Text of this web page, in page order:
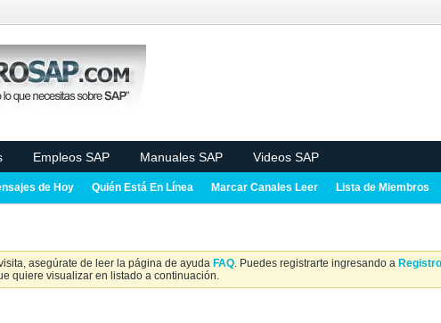
Empleos SAP Manuales SAP Videos SAP
de Hoy Quién Está En Línea Marcar Canales Leer Lista de Miembros
asegúrate de leer la página de ayuda FAQ. Puedes registrarte ingresando a Registro
quiere visualizar en listado a continuación.